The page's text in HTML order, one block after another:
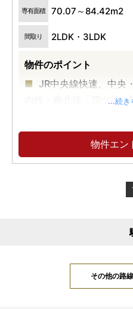
専有面積 70.07～84.42m2
間取り 2LDK・3LDK
物件のポイント
JR中央線快速、中央
内線・南北線「四ツ谷
全邸南向きの全38邸
と緑を見渡す豊かな眺望
...続き
物件エン
その他の路